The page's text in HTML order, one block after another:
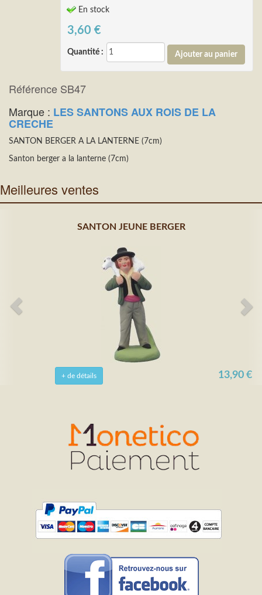
En stock
3,60 €
Quantité :
Référence SB47
Marque : LES SANTONS AUX ROIS DE LA
CRECHE
SANTON BERGER A LA LANTERNE (7cm)
Santon berger a la lanterne (7cm)
Meilleures ventes
SANTON JEUNE BERGER
+ de détails 13,90 €